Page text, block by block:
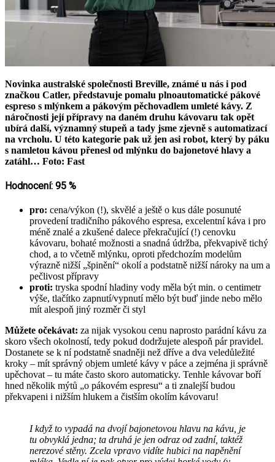
Novinka australské společnosti Breville, známé u nás i pod
značkou Catler, představuje pomalu plnoautomatické pákové
espreso s mlýnkem a pákovým pěchovadlem umleté kávy. Z
náročnosti její přípravy na daném druhu kávovaru tak opět
ubírá další, významný stupeň a tady jsme zjevně s automatizací
na vrcholu. U této kategorie pak už jen asi robot, který by páku
s namletou kávou přenesl od mlýnku do bajonetové hlavy a
zatáhl… Foto: Fast
Hodnocení: 95 %
pro: cena/výkon (!), skvělé a ještě o kus dále posunuté
provedení tradičního pákového espresa, excelentní káva i pro
méně znalé a zkušené dalece překračující (!) cenovku
kávovaru, bohaté možnosti a snadná údržba, překvapivě tichý
chod, a to včetně mlýnku, oproti předchozím modelům
výrazně nižší „špinění“ okolí a podstatně nižší nároky na um a
pečlivost přípravy
proti: tryska spodní hladiny vody měla být min. o centimetr
výše, tlačítko zapnutí/vypnutí mělo být buď jinde nebo mělo
mít alespoň jiný rozměr či styl
Můžete očekávat: za nijak vysokou cenu naprosto parádní kávu za
skoro všech okolností, tedy pokud dodržujete alespoň pár pravidel.
Dostanete se k ní podstatně snadněji než dříve a dva veledůležité
kroky – mít správný objem umleté kávy v páce a zejména ji správně
upěchovat – tu máte často skoro automaticky. Tenhle kávovar boří
hned několik mýtů „o pákovém espresu“ a ti znalejší budou
překvapeni i nižším hlukem a čistším okolím kávovaru!
I když to vypadá na dvojí bajonetovou hlavu na kávu, je
tu obvyklá jedna; ta druhá je jen odraz od zadní, taktéž
nerezové stěny. Zcela vpravo vidíte hubici na napěnění